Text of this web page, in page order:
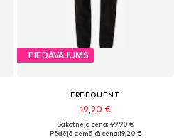
PIEDĀVĀJUMS
FREEQUENT
19,20 €
Sākotnējā cena: 49,90 €
Pēdējā zemākā cena:19,20 €